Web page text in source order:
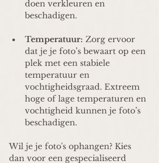
doen verkleuren en
beschadigen.
Temperatuur: Zorg ervoor
dat je je foto’s bewaart op een
plek met een stabiele
temperatuur en
vochtigheidsgraad. Extreem
hoge of lage temperaturen en
vochtigheid kunnen je foto’s
beschadigen.
Wil je je foto's ophangen? Kies
dan voor een gespecialiseerd